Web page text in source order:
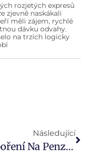
rozjetých expresů
zjevně naskákali
měli zájem, rychlé
dávku odvahy.
na trzích logicky
Následující
Spoření Na Penzi A Stavebko V Novém. Co Znamenají Plánované Změny